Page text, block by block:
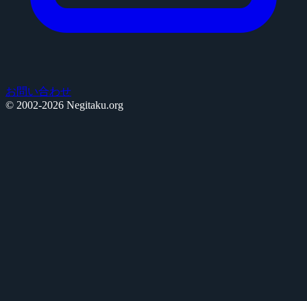
お問い合わせ
© 2002-2026 Negitaku.org